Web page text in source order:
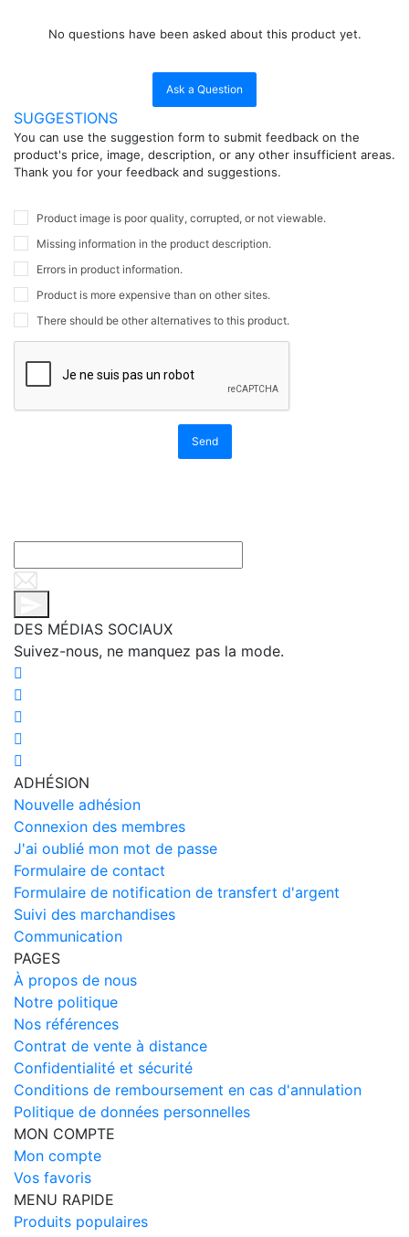
No questions have been asked about this product yet.
Ask a Question
SUGGESTIONS
You can use the suggestion form to submit feedback on the
product's price, image, description, or any other insufficient areas.
Thank you for your feedback and suggestions.
Product image is poor quality, corrupted, or not viewable.
Missing information in the product description.
Errors in product information.
Product is more expensive than on other sites.
There should be other alternatives to this product.
Send
DES MÉDIAS SOCIAUX
Suivez-nous, ne manquez pas la mode.
ADHÉSION
Nouvelle adhésion
Connexion des membres
J'ai oublié mon mot de passe
Formulaire de contact
Formulaire de notification de transfert d'argent
Suivi des marchandises
Communication
PAGES
À propos de nous
Notre politique
Nos références
Contrat de vente à distance
Confidentialité et sécurité
Conditions de remboursement en cas d'annulation
Politique de données personnelles
MON COMPTE
Mon compte
Vos favoris
MENU RAPIDE
Produits populaires